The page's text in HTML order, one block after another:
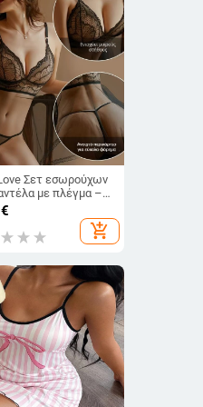
Σετ εσωρούχων
με πλέγμα –
πολυεστέρας,
πυκνότητα 181–200
άνοιξης
€
add_shopping_cart